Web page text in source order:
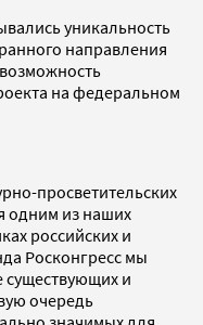
уникальность
направления
на федеральном
просветительских
одним из наших
российских и
Росконгресс мы
существующих и
очередь